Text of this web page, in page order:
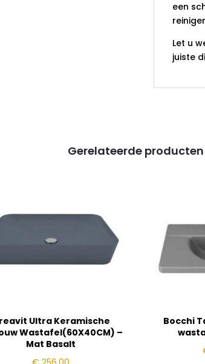
een
Let u
juiste
Gerelateerde producten
Ultra Keramische
Wastafel(60X40CM) –
Mat Basalt
Bocchi